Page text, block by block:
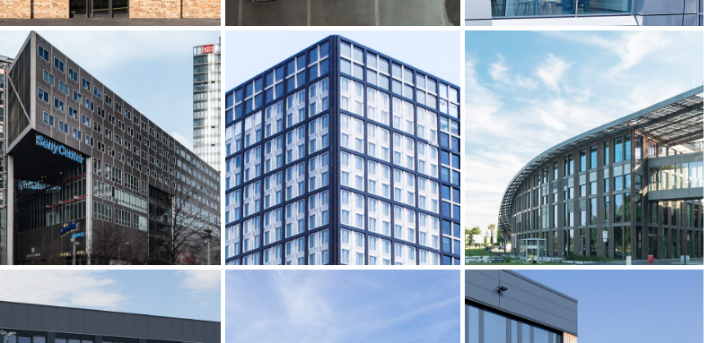
Sony Center – Filmhaus,
Berlin
Neue Börse, Eschborn Solon Headquarter, Berlin